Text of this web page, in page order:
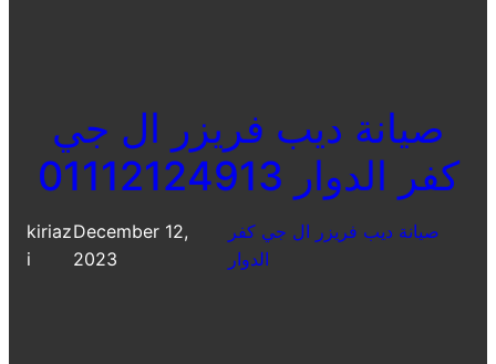
صيانة ديب فريزر ال جي
كفر الدوار 01112124913
kiriaz
i
December 12,
2023
صيانة ديب فريزر ال جي كفر
الدوار